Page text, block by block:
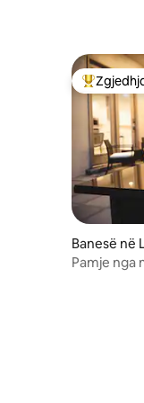
Më të
Banesë në
Pamje nga